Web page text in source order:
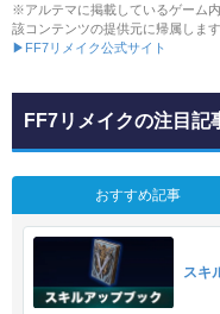
※アルテマに掲載しているゲーム
該コンテンツの提供元に帰属します
▶FF7リメイク公式サイト
FF7リメイクの注目記
おすすめ記事
スキ